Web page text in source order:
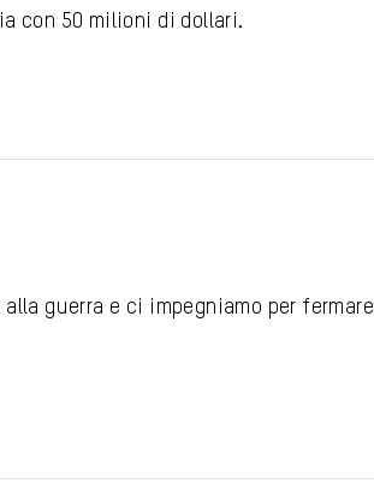
con 50 milioni di dollari.
guerra e ci impegniamo per fermare